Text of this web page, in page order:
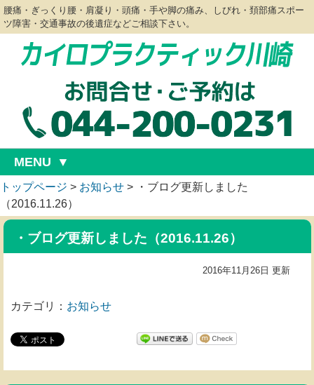
腰痛・ぎっくり腰・肩凝り・頭痛・手や脚の痛み、しびれ・頚部痛スポー
ツ障害・交通事故の後遺症などご相談下さい。
MENU
トップページ > お知らせ >
・ブログ更新しました
（2016.11.26）
・ブログ更新しました（2016.11.26）
2016年11月26日 更新
カテゴリ： お知らせ